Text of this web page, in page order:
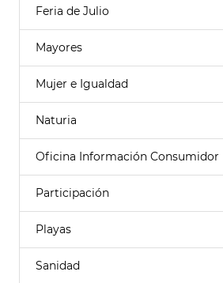
Feria de Julio
Mayores
Mujer e Igualdad
Naturia
Oficina Información Consumidor
Participación
Playas
Sanidad